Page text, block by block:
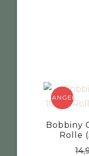
ANGEBOT!
Bobbiny
Rolle